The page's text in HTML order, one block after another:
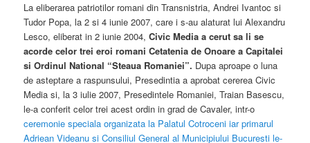
La eliberarea patriotilor romani din Transnistria, Andrei Ivantoc si
Tudor Popa, la 2 si 4 iunie 2007, care i s-au alaturat lui Alexandru
Lesco, eliberat in 2 iunie 2004, Civic Media a cerut sa li se
acorde celor trei eroi romani Cetatenia de Onoare a Capitalei
si Ordinul National “Steaua Romaniei”. Dupa aproape o luna
de asteptare a raspunsului, Presedintia a aprobat cererea Civic
Media si, la 3 iulie 2007, Presedintele Romaniei, Traian Basescu,
le-a conferit celor trei acest ordin in grad de Cavaler, intr-o
ceremonie speciala organizata la Palatul Cotroceni iar primarul
Adriean Videanu si Consiliul General al Municipiului Bucuresti le-